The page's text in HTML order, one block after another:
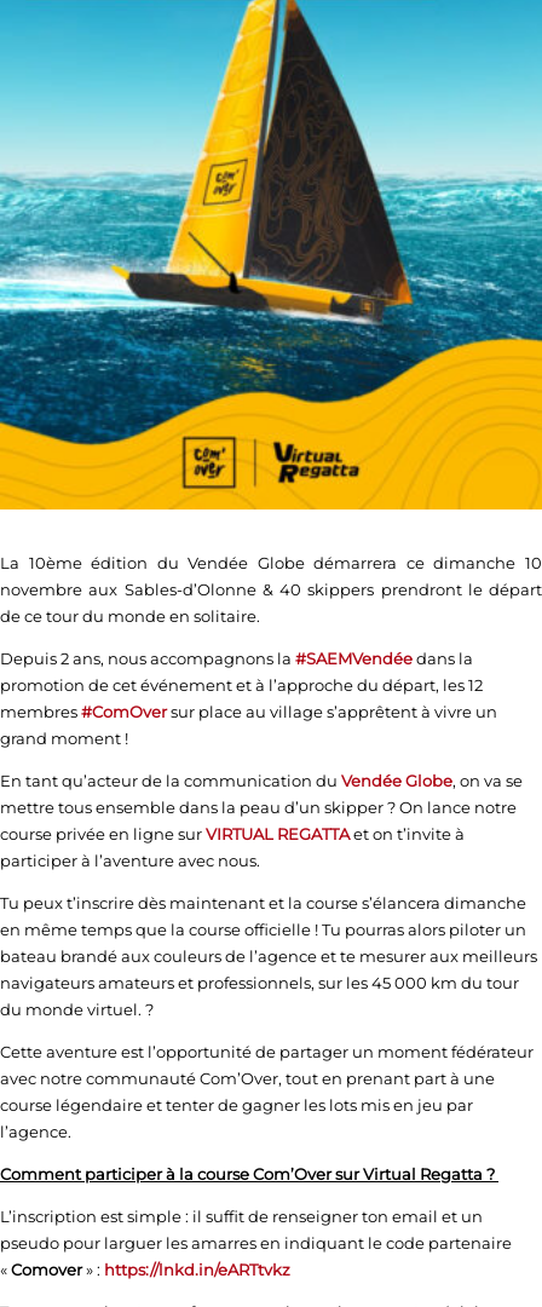
La 10ème édition du Vendée Globe démarrera ce dimanche 10
novembre aux Sables-d’Olonne & 40 skippers prendront le départ
de ce tour du monde en solitaire.
Depuis 2 ans, nous accompagnons la #SAEMVendéedans la
promotion de cet événement et à l’approche du départ, les 12
membres#ComOversur place au village s’apprêtent à vivre un
grand moment !
En tant qu’acteur de la communication du Vendée Globe, on va se
mettre tous ensemble dans la peau d’un skipper ? On lance notre
course privée en ligne surVIRTUAL REGATTAet on t’invite à
participer à l’aventure avec nous.
Tu peux t’inscrire dès maintenant et la course s’élancera dimanche
en même temps que la course officielle ! Tu pourras alors piloter un
bateau brandé aux couleurs de l’agence et te mesurer aux meilleurs
navigateurs amateurs et professionnels, sur les 45 000 km du tour
du monde virtuel. ?
Cette aventure est l’opportunité de partager un moment fédérateur
avec notre communauté Com’Over, tout en prenant part à une
course légendaire et tenter de gagner les lots mis en jeu par
l’agence.
Comment participer à la course Com’Over sur Virtual Regatta ?
L’inscription est simple : il suffit de renseigner ton email et un
pseudo pour larguer les amarres en indiquant le code partenaire
«Comover» : https://lnkd.in/eARTtvkz